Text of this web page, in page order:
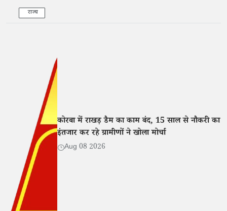
राज्य
कोरबा में राखड़ डैम का काम बंद, 15 साल से नौकरी का
इंतजार कर रहे ग्रामीणों ने खोला मोर्चा
Aug 08 2026